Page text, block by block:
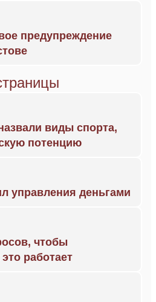
предупреждение
виды спорта,
потенцию
управления деньгами
чтобы
работает